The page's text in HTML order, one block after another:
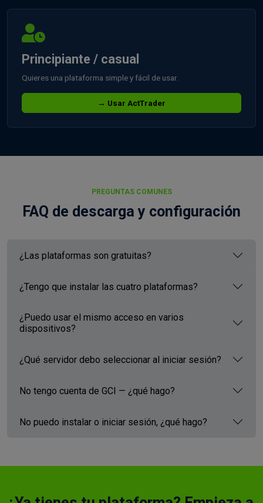
Principiante / casual
Quieres una plataforma simple y fácil de usar.
→ Usar ActTrader
PREGUNTAS COMUNES
FAQ de descarga y configuración
¿Las plataformas son gratuitas?
¿Tengo que instalar las cuatro plataformas?
¿Puedo usar el mismo acceso en varios
dispositivos?
¿Qué servidor debo seleccionar al iniciar sesión?
No tengo cuenta de GCI — ¿qué hago?
No puedo instalar o iniciar sesión, ¿qué hago?